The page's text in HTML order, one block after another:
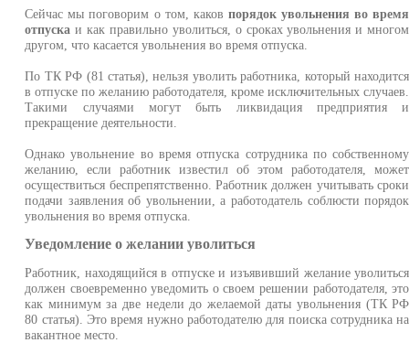
Сейчас мы поговорим о том, каков порядок увольнения во время
отпуска и как правильно уволиться, о сроках увольнения и многом
другом, что касается увольнения во время отпуска.
По ТК РФ (81 статья), нельзя уволить работника, который находится
в отпуске по желанию работодателя, кроме исключительных случаев.
Такими случаями могут быть ликвидация предприятия и
прекращение деятельности.
Однако увольнение во время отпуска сотрудника по собственному
желанию, если работник известил об этом работодателя, может
осуществиться беспрепятственно. Работник должен учитывать сроки
подачи заявления об увольнении, а работодатель соблюсти порядок
увольнения во время отпуска.
Уведомление о желании уволиться
Работник, находящийся в отпуске и изъявивший желание уволиться
должен своевременно уведомить о своем решении работодателя, это
как минимум за две недели до желаемой даты увольнения (ТК РФ
80 статья). Это время нужно работодателю для поиска сотрудника на
вакантное место.